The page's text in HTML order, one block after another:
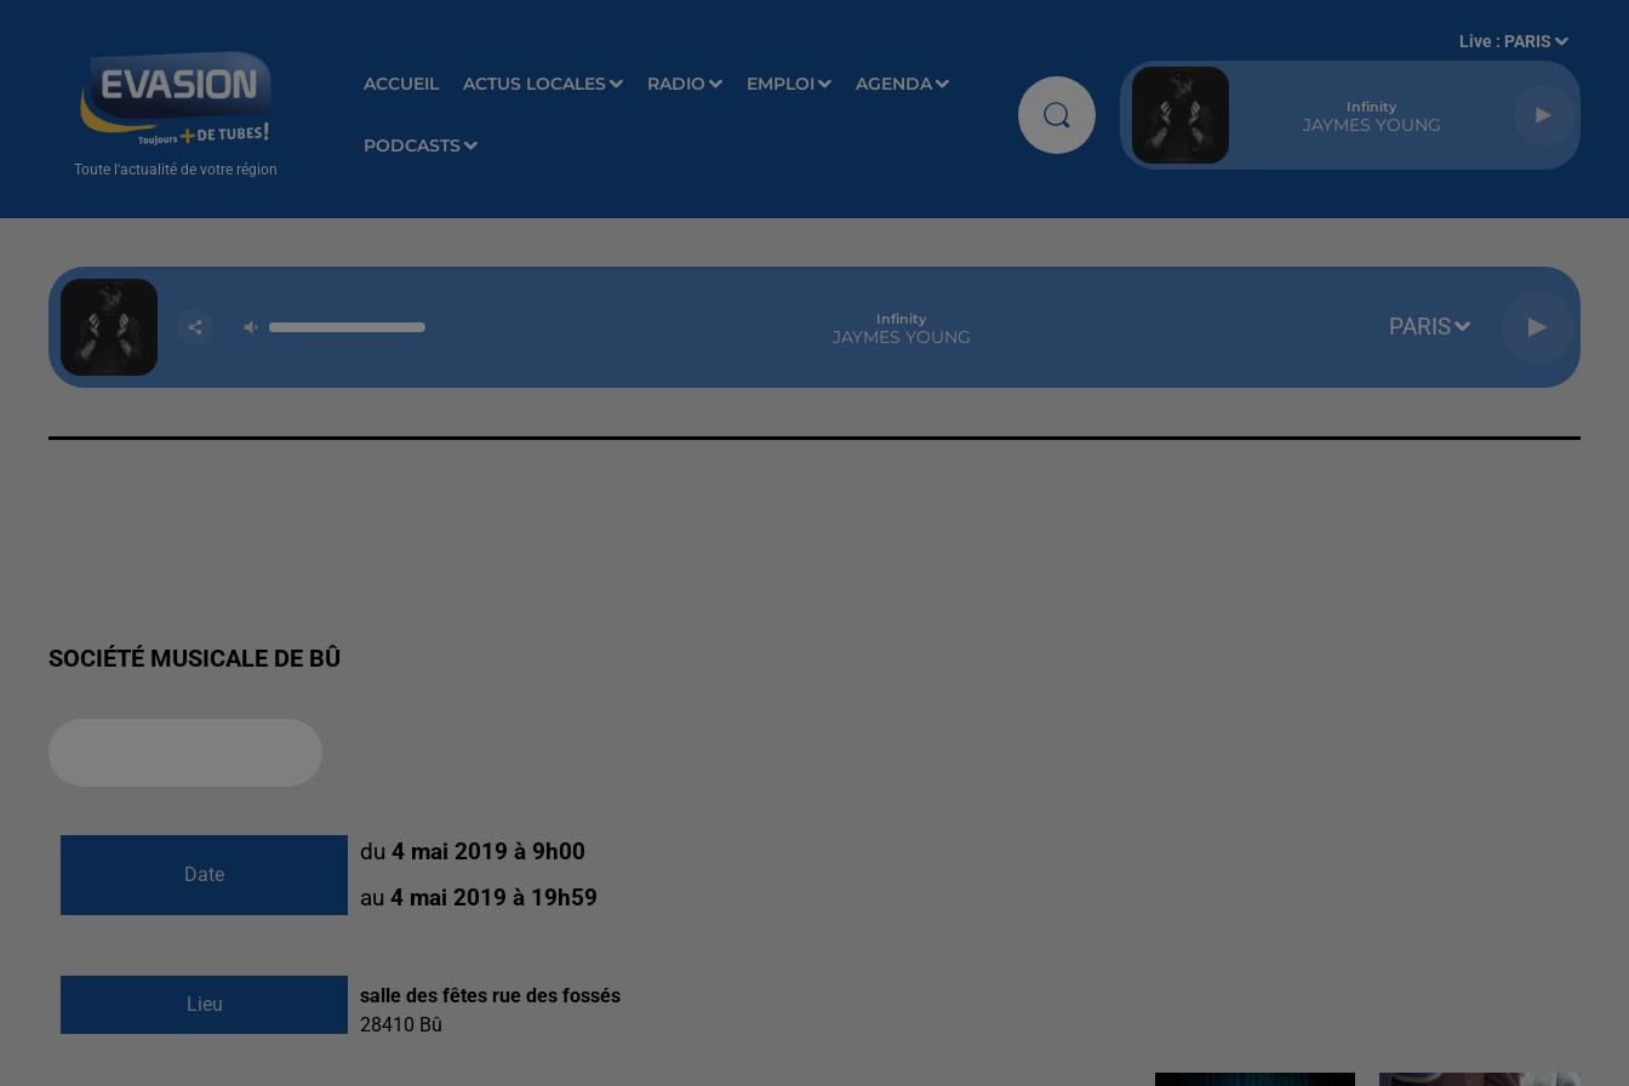
Toute l'actualité de votre région
ACCUEIL ACTUS LOCALES RADIO EMPLOI AGENDA
PODCASTS
Live : PARIS
Infinity
JAYMES YOUNG
Infinity
JAYMES YOUNG PARIS
SOCIÉTÉ MUSICALE DE BÛ
Date
du4 mai 2019 à 9h00
au4 mai 2019 à 19h59
Lieu
salle des fêtes rue des fossés
28410 Bû